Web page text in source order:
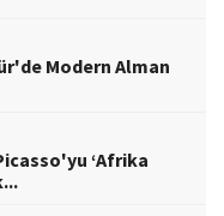
Modern Alman
‘Afrika